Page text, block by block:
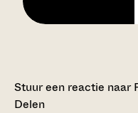
Stuur een reactie naar
Delen